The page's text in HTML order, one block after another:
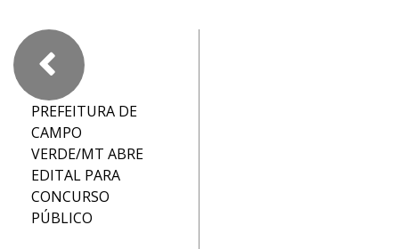
PREFEITURA DE
CAMPO
VERDE/MT ABRE
EDITAL PARA
CONCURSO
PÚBLICO